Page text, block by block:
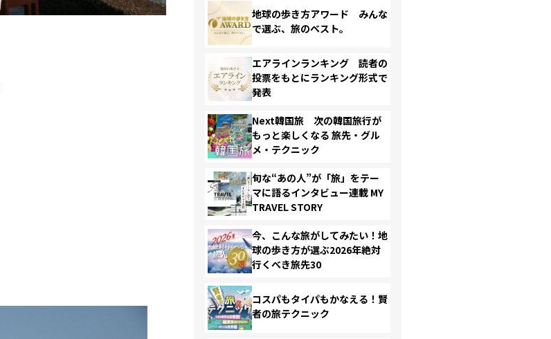
地球の歩き方アワード みんな
で選ぶ、旅のベスト。
エアラインランキング 読者の
投票をもとにランキング形式で
発表
Next韓国旅 次の韓国旅行が
もっと楽しくなる 旅先・グル
メ・テクニック
旬な“あの人”が「旅」をテー
マに語るインタビュー連載 MY
TRAVEL STORY
今、こんな旅がしてみたい！地
球の歩き方が選ぶ2026年絶対
行くべき旅先30
コスパもタイパもかなえる！賢
者の旅テクニック